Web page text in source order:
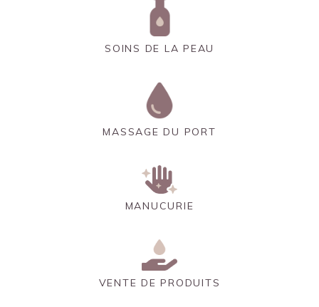
SOINS DE LA PEAU
MASSAGE DU PORT
MANUCURIE
VENTE DE PRODUITS